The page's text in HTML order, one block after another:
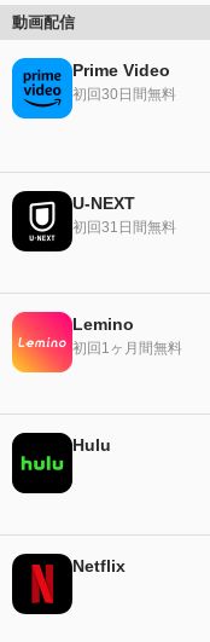
動画配信
Prime Video
初回30日間無料
U-NEXT
初回31日間無料
Lemino
初回1ヶ月間無料
Hulu
Netflix